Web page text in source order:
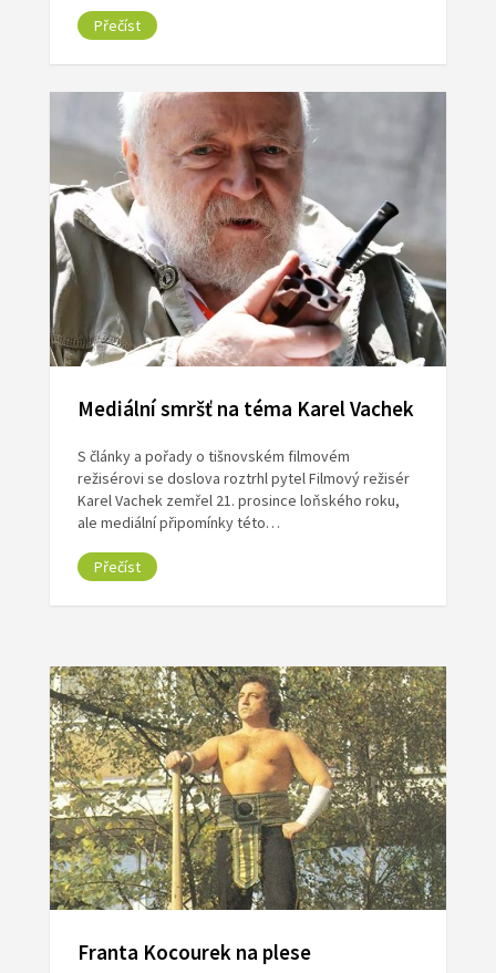
Přečíst
Mediální smršť na téma Karel Vachek
S články a pořady o tišnovském filmovém
režisérovi se doslova roztrhl pytel Filmový režisér
Karel Vachek zemřel 21. prosince loňského roku,
ale mediální připomínky této…
Přečíst
Franta Kocourek na plese